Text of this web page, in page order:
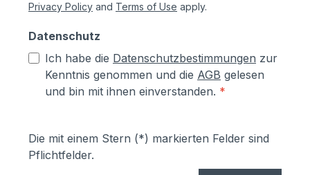
Privacy Policy and Terms of Use apply.
Datenschutz
Ich habe die Datenschutzbestimmungen zur
Kenntnis genommen und die AGB gelesen
und bin mit ihnen einverstanden. *
Die mit einem Stern (*) markierten Felder sind
Pflichtfelder.